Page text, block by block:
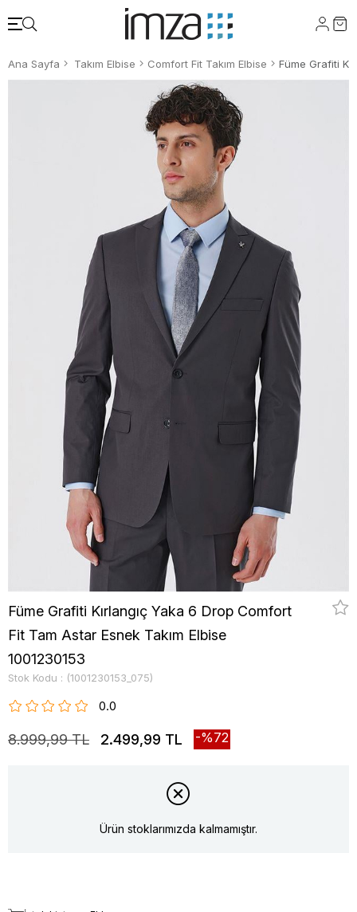
Ana Sayfa Takım Elbise Comfort Fit Takım Elbise
Füme Grafiti Kırlangıç Yaka 6 Drop Comfort
Fit Tam Astar Esnek Takım Elbise
1001230153
Stok Kodu (1001230153_075)
0.0
8.999,99 TL 2.499,99 TL 72
Ürün stoklarımızda kalmamıştır.